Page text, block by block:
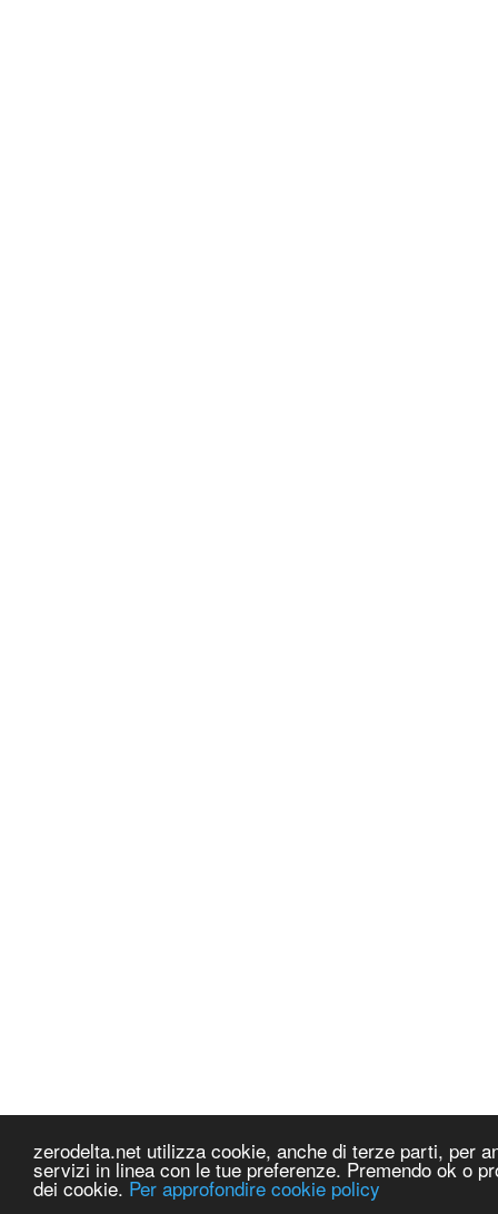
zerodelta.net utilizza cookie, anche di terze parti, per
servizi in linea con le tue preferenze. Premendo ok o
dei cookie. Per approfondire cookie policy